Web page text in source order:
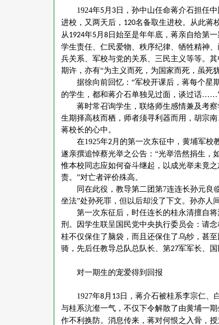
1924年5月 3日，孙中山任命蒋介石担任
进校，又两天后， 120名备取生进校。从此蒋
从1924年5月 8日始至是年年底，蒋亲自给第
学生责任、仁民爱物、秩序纪律、牺牲精神
兵关系、军校与党的关系、三民主义等等。
期许，亦有“为主义而死，为国家而死，虽死
据徐向前回忆： “军校开课后，蒋每个星
的学生，都和蒋介石单独见过面，谈过话
蒋时常召询学生，联络师生感情兼及考
生期择高枝而栖，师者须寻利器而用，胡宗
蒋校长的心中。
在1925年2月的第一次东征中，黄埔军校
遂亲撰追悼蔡光举之公告：“光举浩然捐生，
惟本校同志应如何奋斗继起，以成光举未竟
责。”对亡者评价殊高。
同在此役，教导第二团第7连连长孙元良
坐法”处孙死罪，但以后却没了下文。孙亦人
第一次东征后，时任连长的桂永清擅自
刑。因学生联呈国民党中央执行委员会：请
桂不仅保住了脑袋，而且还保住了乌纱，甚
骑，先后任教导总队总队长、第27军军长、
对一期生的宠爱得到回报
1927年8月 13日，蒋介石被桂系李宗仁、
与桂系沆瀣一气，不仅下令解散了由黄埔一
作不利换防。消息传来，蒋对何恨之入骨，